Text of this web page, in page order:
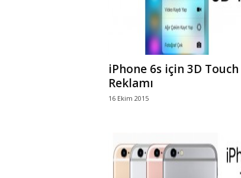
l
iPhone 6s için 3D Touch
Reklamı
16 Ekim 2015